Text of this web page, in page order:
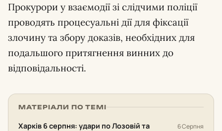
Прокурори у взаємодії зі слідчими поліції
проводять процесуальні дії для фіксації
злочину та збору доказів, необхідних для
подальшого притягнення винних до
відповідальності.
МАТЕРІАЛИ ПО ТЕМІ
Харків 6 серпня: удари по Лозовій та
6 Серпня